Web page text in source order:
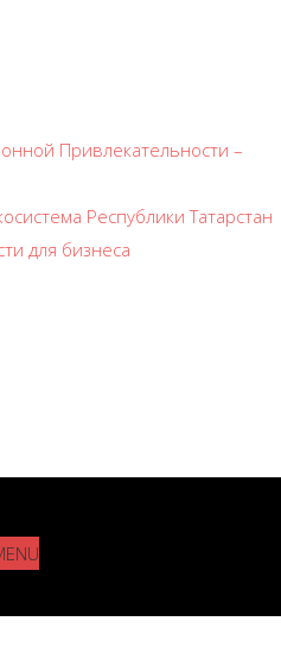
Привлекательности –
Республики Татарстан
для бизнеса